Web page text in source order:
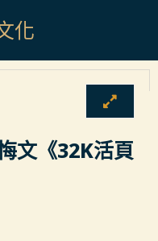
化
文《32K活頁